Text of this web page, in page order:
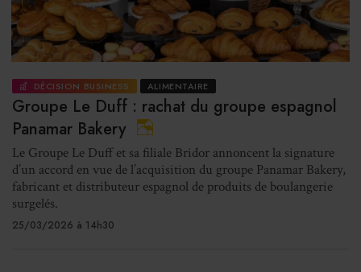
DÉCISION BUSINESS ALIMENTAIRE
Groupe Le Duff : rachat du groupe espagnol
Panamar Bakery
Le Groupe Le Duff et sa filiale Bridor annoncent la signature
d’un accord en vue de l’acquisition du groupe Panamar Bakery,
fabricant et distributeur espagnol de produits de boulangerie
surgelés.
25/03/2026 à 14h30